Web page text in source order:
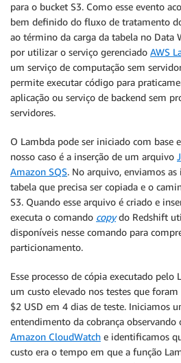
para o bucket S3. Como esse evento
bem definido do fluxo de tratamento
ao término da carga da tabela no Data
por utilizar o serviço gerenciado AWS
um serviço de computação sem
permite executar código para
aplicação ou serviço de backend sem
servidores.
O Lambda pode ser iniciado com base
nosso caso é a inserção de um arquivo
Amazon SQS. No arquivo, enviamos
tabela que precisa ser copiada e o
S3. Quando esse arquivo é criado e
executa o comando copydo Redshift
disponíveis nesse comando para
particionamento.
Esse processo de cópia executado pelo
um custo elevado nos testes que foram
$2 USD em 4 dias de teste. Iniciamos
entendimento da cobrança observando
Amazon CloudWatch e identificamos
custo era o tempo em que a função